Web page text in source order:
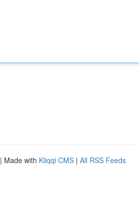
| Made with Kliqqi CMS | All RSS Feeds